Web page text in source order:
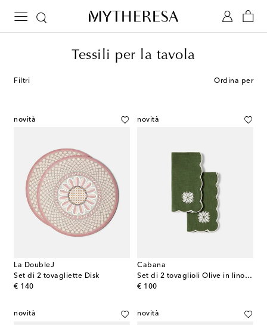
Tessili per la tavola
Filtri Ordina per
novità
La DoubleJ
Set di 2 tovagliette Disk
€ 140
original price
novità
Cabana
Set di 2 tovaglioli Olive in lino e cotone
€ 100
original price
novità novità